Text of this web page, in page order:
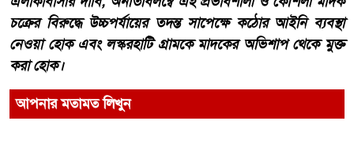
চক্রের বিরুদ্ধে উচ্চপর্যায়ের তদন্ত সাপেক্ষে কঠোর আইনি ব্যবস্থা
নেওয়া হোক এবং লস্করহাটি গ্রামকে মাদকের অভিশাপ থেকে মুক্ত
করা হোক।
আপনার মতামত লিখুন